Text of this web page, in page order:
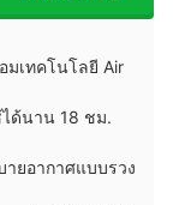
มเทคโนโลยี Air
ด้นาน 18 ชม.
ยอากาศแบบรวง